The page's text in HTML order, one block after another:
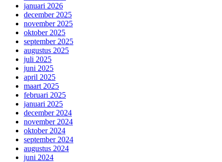
januari 2026
december 2025
november 2025
oktober 2025
september 2025
augustus 2025
juli 2025
juni 2025
april 2025
maart 2025
februari 2025
januari 2025
december 2024
november 2024
oktober 2024
september 2024
augustus 2024
juni 2024